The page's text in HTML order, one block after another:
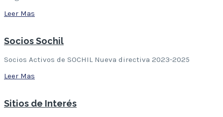
Leer Mas
Socios Sochil
Socios Activos de SOCHIL Nueva directiva 2023-2025
Leer Mas
Sitios de Interés